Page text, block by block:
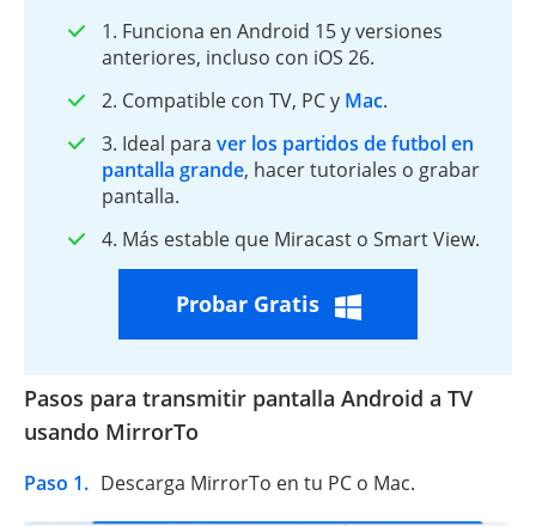
1. Funciona en Android 15 y versiones
anteriores, incluso con iOS 26.
2. Compatible con TV, PC y Mac.
3. Ideal para ver los partidos de futbol en
pantalla grande, hacer tutoriales o grabar
pantalla.
4. Más estable que Miracast o Smart View.
Probar Gratis
Pasos para transmitir pantalla Android a TV
usando MirrorTo
Paso 1. Descarga MirrorTo en tu PC o Mac.